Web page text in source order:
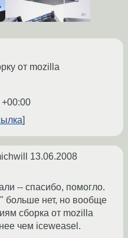
от mozilla
13.06.2008
-- спасибо, помогло.
больше нет, но вообще
сборка от mozilla
чем iceweasel.